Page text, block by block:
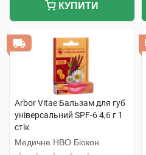
КУПИТИ
Arbor Vitae Бальзам для губ
універсальний SPF-6 4,6 г 1
стік
Медичне НВО Біокон